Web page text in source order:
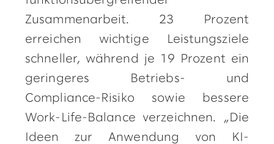
Zusammenarbeit. 23 Prozent
erreichen wichtige Leistungsziele
schneller, während je 19 Prozent ein
geringeres Betriebs- und
Compliance-Risiko sowie bessere
Work-Life-Balance verzeichnen. „Die
Ideen zur Anwendung von KI-